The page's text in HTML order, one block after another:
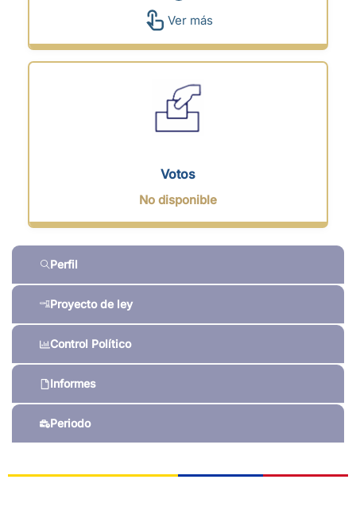
Perfil
Proyecto de ley
Control Político
Informes
Periodo
Ver más
Votos
No disponible